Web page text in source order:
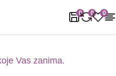
0 0 0
Vas zanima.